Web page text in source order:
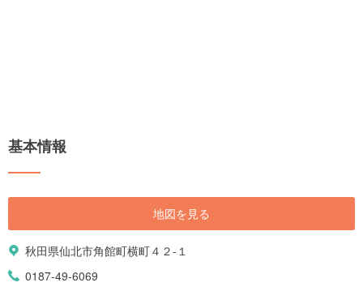
基本情報
地図を見る
秋田県仙北市角館町横町４２-１
0187-49-6069